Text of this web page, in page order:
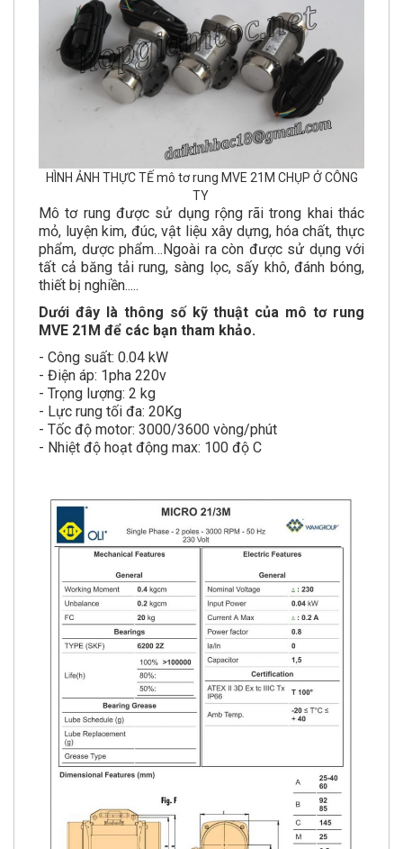
HÌNH ẢNH THỰC TẾ mô tơ rung MVE 21M CHỤP Ở CÔNG
TY
Mô tơ rung được sử dụng rộng rãi trong khai thác
mỏ, luyện kim, đúc, vật liệu xây dựng, hóa chất, thực
phẩm, dược phẩm…Ngoài ra còn được sử dụng với
tất cả băng tải rung, sàng lọc, sấy khô, đánh bóng,
thiết bị nghiền.....
Dưới đây là thông số kỹ thuật của mô tơ rung
MVE 21M để các bạn tham khảo.
- Công suất: 0.04 kW
- Điện áp: 1pha 220v
- Trọng lượng: 2 kg
- Lực rung tối đa: 20Kg
- Tốc độ motor: 3000/3600 vòng/phút
- Nhiệt độ hoạt động max: 100 độ C